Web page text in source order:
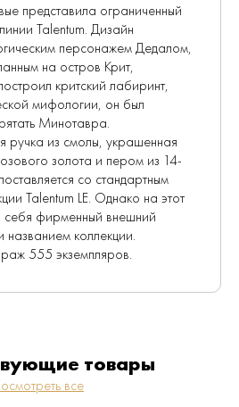
представила ограниченный
Talentum. Дизайн
персонажем Дедалом,
на остров Крит,
критский лабиринт,
мифологии, он был
Минотавра.
ручка из смолы, украшенная
золота и пером из 14-
со стандартным
Talentum LE. Однако на этот
себя фирменный внешний
названием коллекции.
555 экземпляров.
товары
все